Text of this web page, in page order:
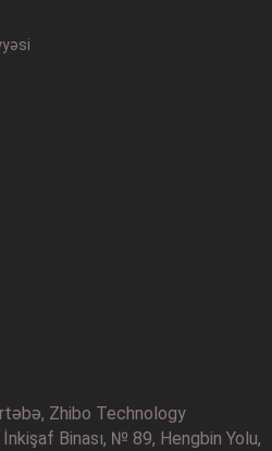
Zhibo Technology
Binası, № 89, Hengbin Yolu,